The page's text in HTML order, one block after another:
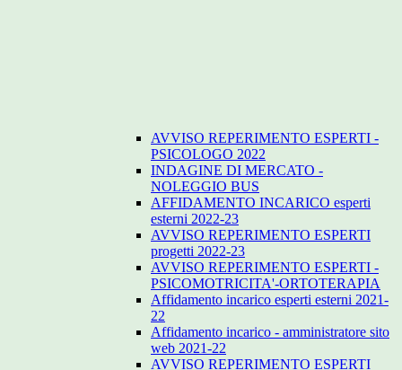
AVVISO REPERIMENTO ESPERTI -
PSICOLOGO 2022
INDAGINE DI MERCATO -
NOLEGGIO BUS
AFFIDAMENTO INCARICO esperti
esterni 2022-23
AVVISO REPERIMENTO ESPERTI
progetti 2022-23
AVVISO REPERIMENTO ESPERTI -
PSICOMOTRICITA'-ORTOTERAPIA
Affidamento incarico esperti esterni 2021-
22
Affidamento incarico - amministratore sito
web 2021-22
AVVISO REPERIMENTO ESPERTI